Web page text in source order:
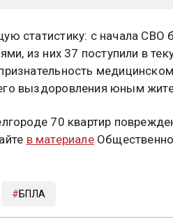
статистику: с начала СВО
из них 37 поступили в
выздоровления юным
70 квартир
в материале
БПЛА